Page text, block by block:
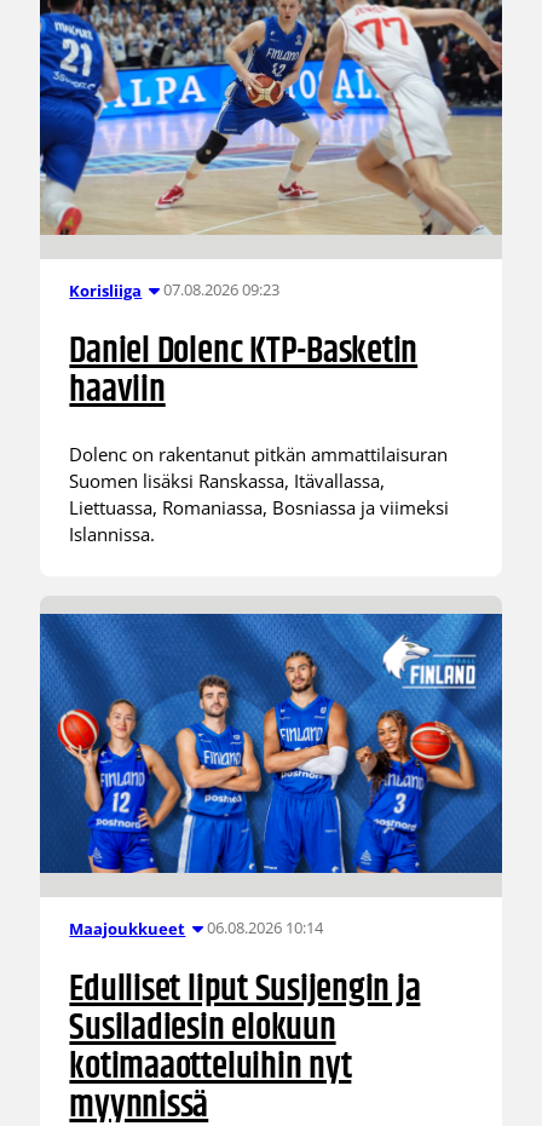
Korisliiga 07.08.2026 09:23
Daniel Dolenc KTP-Basketin
haaviin
Dolenc on rakentanut pitkän ammattilaisuran
Suomen lisäksi Ranskassa, Itävallassa,
Liettuassa, Romaniassa, Bosniassa ja viimeksi
Islannissa.
Maajoukkueet 06.08.2026 10:14
Edulliset liput Susijengin ja
Susiladiesin elokuun
kotimaaotteluihin nyt
myynnissä